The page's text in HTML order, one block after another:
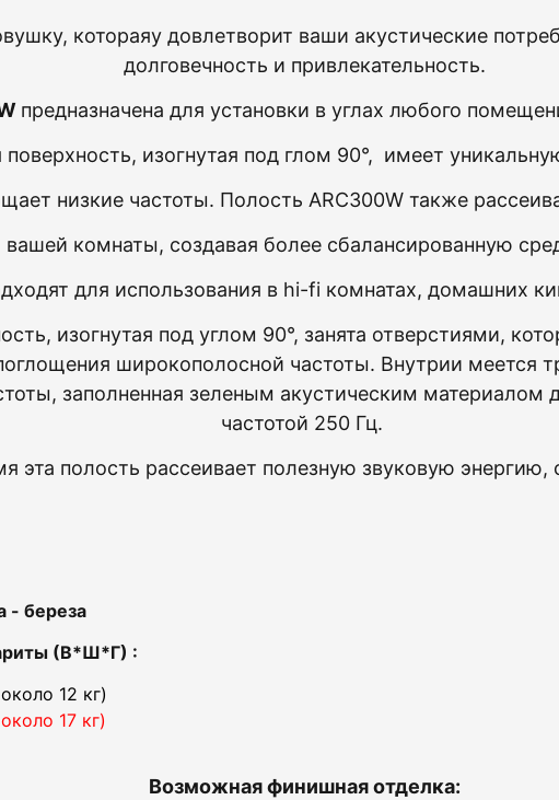
, котораяу довлетворит ваши акустические
долговечность и привлекательность.
предназначена для установки в углах любого
поверхность, изогнутая под глом 90°, имеет
низкие частоты. Полость ARC300W также
вашей комнаты, создавая более сбалансированную
для использования в hi-fi комнатах, домашних
, изогнутая под углом 90°, занята отверстиями,
широкополосной частоты. Внутрии меется
, заполненная зеленым акустическим материалом
частотой 250 Гц.
эта полость рассеивает полезную звуковую энергию,
- береза
(В*Ш*Г) :
12 кг)
17 кг)
Возможная финишная отделка: